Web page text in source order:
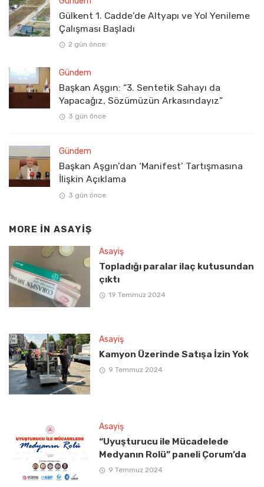
Gülkent 1. Cadde’de Altyapı ve Yol Yenileme
Çalışması Başladı
2 gün önce
Gündem
Başkan Aşgın: “3. Sentetik Sahayı da
Yapacağız, Sözümüzün Arkasındayız”
3 gün önce
Gündem
Başkan Aşgın’dan ‘Manifest’ Tartışmasına
İlişkin Açıklama
3 gün önce
MORE IN ASAYIŞ
Asayiş
Topladığı paralar ilaç kutusundan
çıktı
19 Temmuz 2024
Asayiş
Kamyon Üzerinde Satışa İzin Yok
9 Temmuz 2024
Asayiş
“Uyuşturucu ile Mücadelede
Medyanın Rolü” paneli Çorum’da
9 Temmuz 2024